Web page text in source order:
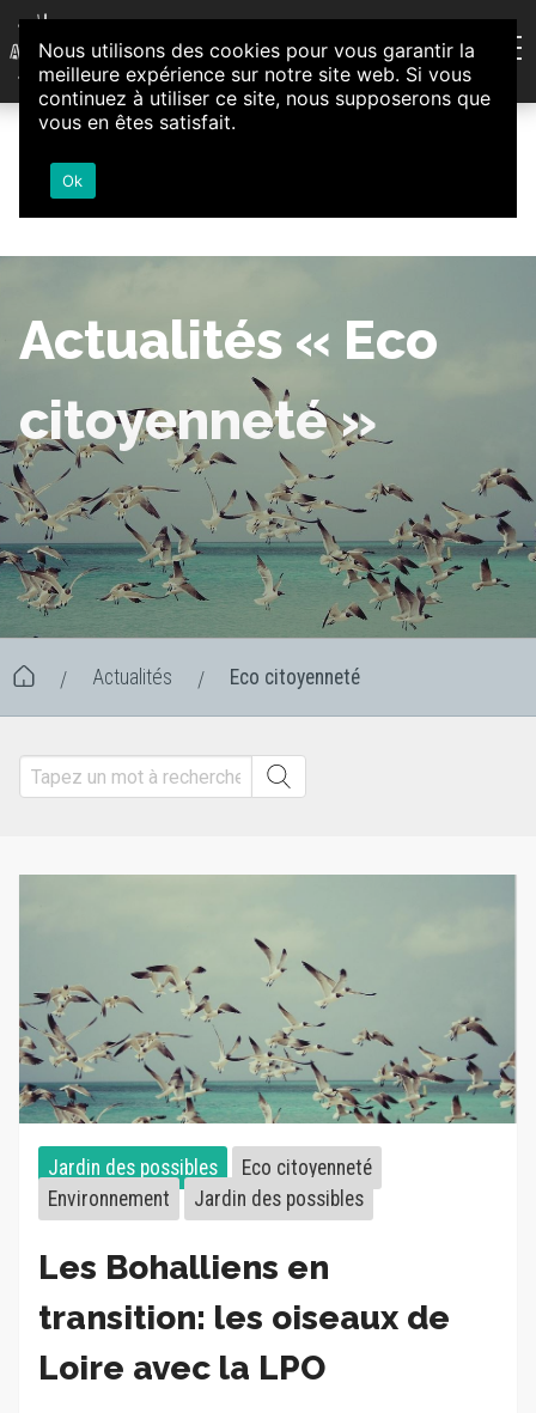
Aller au contenu
Association d'Animation et d'Initiatives Citoyennes
Loire-Authion
Actualités « Eco
citoyenneté »
/ Actualités / Eco citoyenneté
Jardin des possibles
Eco citoyenneté
Environnement
Jardin des possibles
Les Bohalliens en
transition: les oiseaux de
Loire avec la LPO
Nous utilisons des cookies pour vous garantir la
meilleure expérience sur notre site web. Si vous
continuez à utiliser ce site, nous supposerons que
vous en êtes satisfait.
Ok